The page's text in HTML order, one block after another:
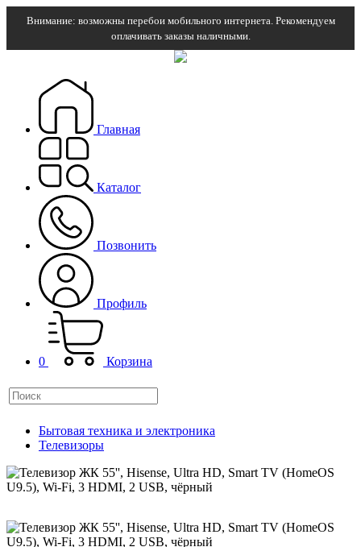
Внимание: возможны перебои мобильного интернета. Рекомендуем
оплачивать заказы наличными.
Главная
Каталог
Позвонить
Профиль
0 Корзина
Бытовая техника и электроника
Телевизоры